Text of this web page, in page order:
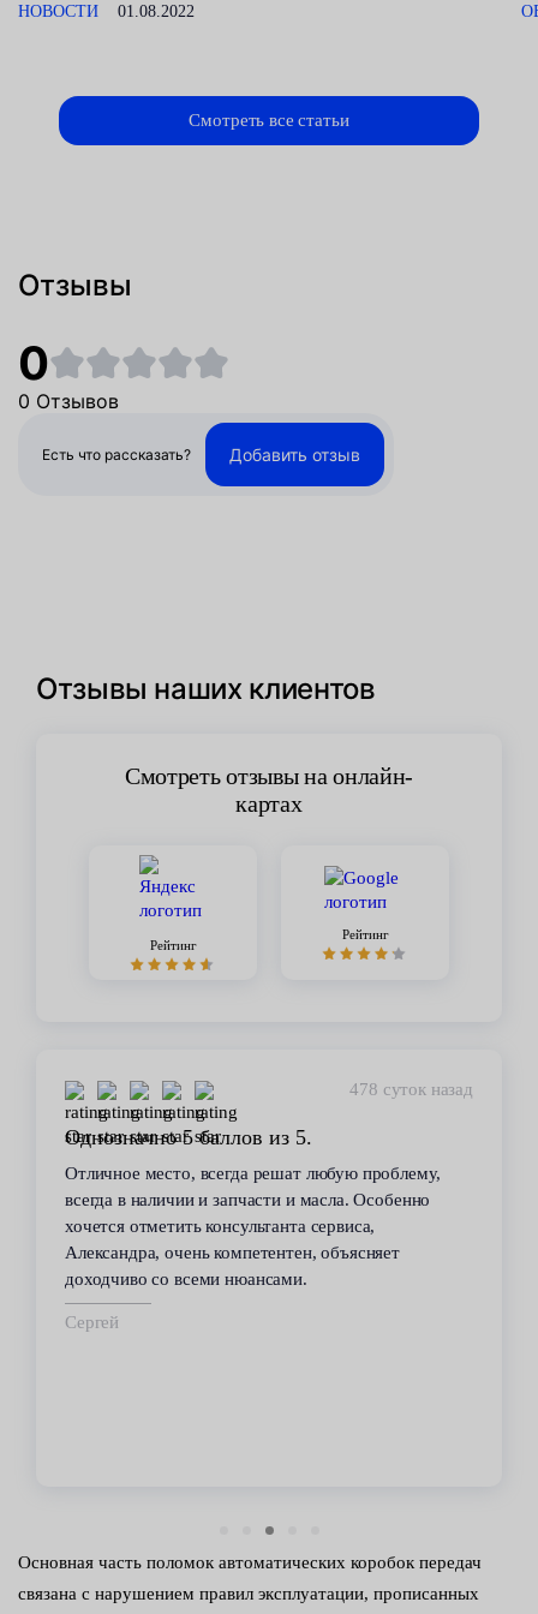
НОВОСТИ 01.08.2022
Смотреть все статьи
Отзывы
0
0 Отзывов
Есть что рассказать? Добавить отзыв
Отзывы наших клиентов
Смотреть отзывы на онлайн-
картах
Рейтинг
Рейтинг
478 суток назад
Однозначно 5 баллов из 5.
Отличное место, всегда решат любую проблему,
всегда в наличии и запчасти и масла. Особенно
хочется отметить консультанта сервиса,
Александра, очень компетентен, объясняет
доходчиво со всеми нюансами.
Сергей
Основная часть поломок автоматических коробок передач
связана с нарушением правил эксплуатации, прописанных